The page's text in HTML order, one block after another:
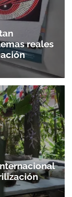
reales